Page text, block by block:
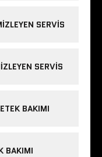
SERVIS
SERVIS
BAKIMI
BAKIMI